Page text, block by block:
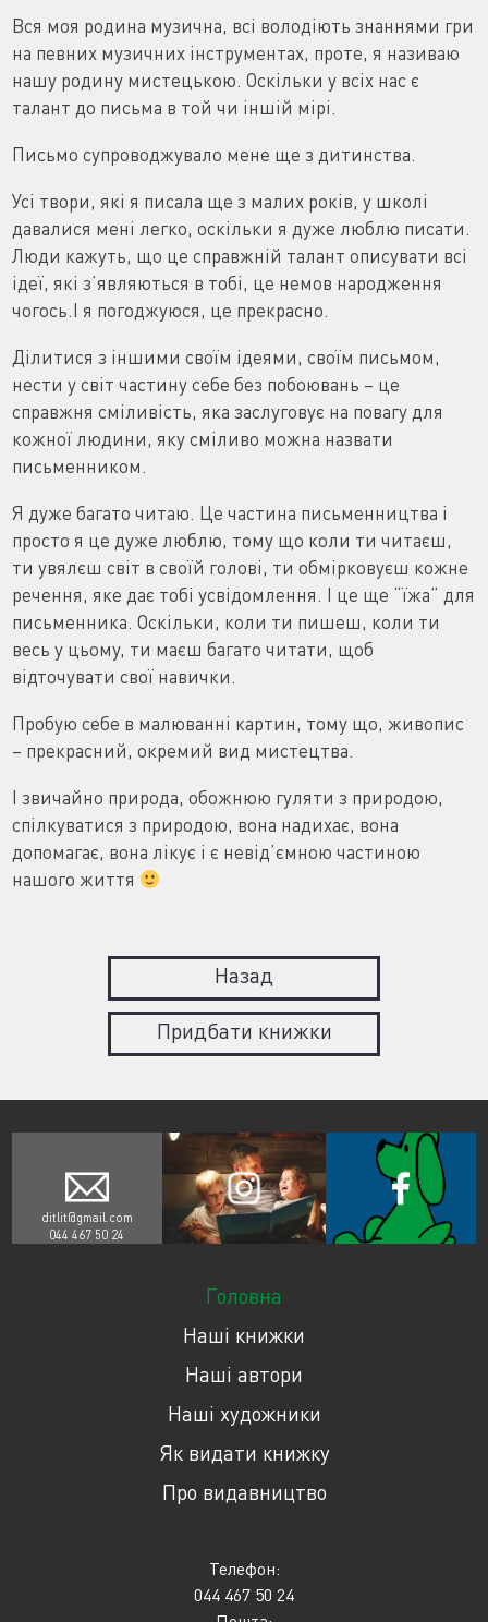
Вся моя родина музична, всі володіють знаннями гри
на певних музичних інструментах, проте, я називаю
нашу родину мистецькою. Оскільки у всіх нас є
талант до письма в той чи іншій мірі.
Письмо супроводжувало мене ще з дитинства.
Усі твори, які я писала ще з малих років, у школі
давалися мені легко, оскільки я дуже люблю писати.
Люди кажуть, що це справжній талант описувати всі
ідеї, які з’являються в тобі, це немов народження
чогось.І я погоджуюся, це прекрасно.
Ділитися з іншими своїм ідеями, своїм письмом,
нести у світ частину себе без побоювань – це
справжня сміливість, яка заслуговує на повагу для
кожної людини, яку сміливо можна назвати
письменником.
Я дуже багато читаю. Це частина письменництва і
просто я це дуже люблю, тому що коли ти читаєш,
ти увялєш світ в своїй голові, ти обмірковуєш кожне
речення, яке дає тобі усвідомлення. І це ще “їжа” для
письменника. Оскільки, коли ти пишеш, коли ти
весь у цьому, ти маєш багато читати, щоб
відточувати свої навички.
Пробую себе в малюванні картин, тому що, живопис
– прекрасний, окремий вид мистецтва.
І звичайно природа, обожнюю гуляти з природою,
спілкуватися з природою, вона надихає, вона
допомагає, вона лікує і є невід’ємною частиною
нашого життя
Назад
Придбати книжки
ditlit@gmail.com
044 467 50 24
Головна
Наші книжки
Наші автори
Наші художники
Як видати книжку
Про видавництво
Телефон:
044 467 50 24